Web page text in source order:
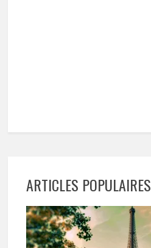
ARTICLES POPULAIRES